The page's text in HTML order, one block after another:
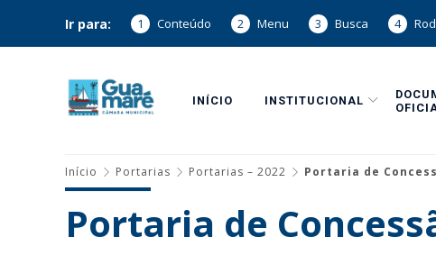
Ir para: 1 Conteúdo 2 Menu 3 Busca 4
INÍCIO INSTITUCIONAL
Início Portarias Portarias – 2022 Portaria de
Portaria de